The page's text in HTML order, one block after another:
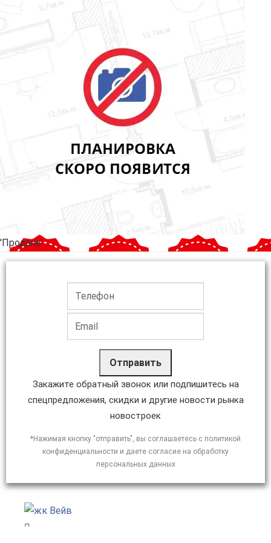
'Продана'
Отправить
Закажите обратный звонок или подпишитесь на
спецпредложения, скидки и другие новости рынка
новостроек
*Нажимая кнопку "отправить", вы соглашаетесь с политикой
конфиденциальности и даете согласие на обработку
персональных данных